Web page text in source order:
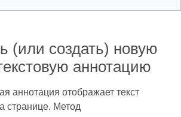
(или создать) новую
аннотацию
аннотация отображает текст
странице. Метод